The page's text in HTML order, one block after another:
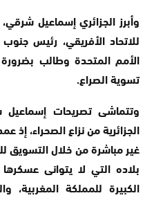
وأبرز الجزائري إسماعيل
للاتحاد الأفريقي، رئيس
الأمم المتحدة وطالب
تسوية الصراع.
وتتماشى تصريحات
الجزائرية من نزاع الصحراء، إذ
غير مباشرة من خلال التسويق
بلاده التي لا يتوانى
الكبيرة للمملكة المغربية،